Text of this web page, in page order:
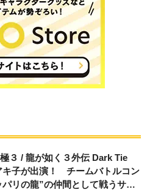
極３ / 龍が如く３外伝 Dark Tie
キ子が出演！ チームバトルコン
パリの龍”の仲間として戦うサブ